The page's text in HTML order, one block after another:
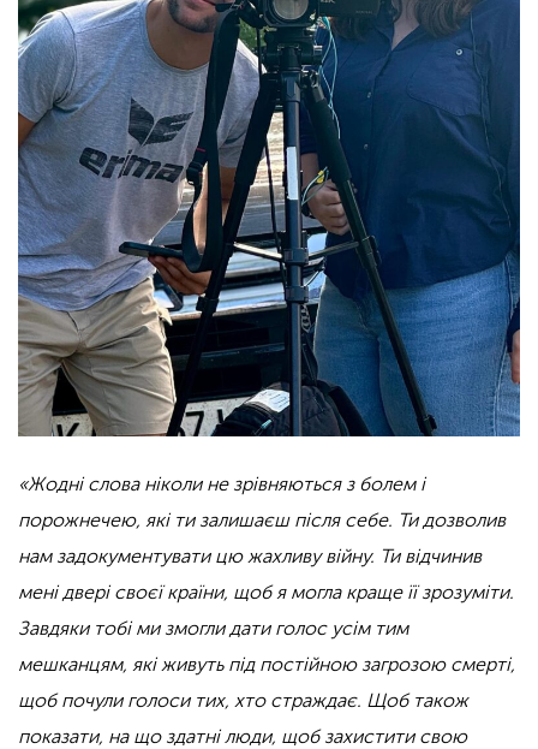
«Жодні слова ніколи не зрівняються з болем і
порожнечею, які ти залишаєш після себе. Ти дозволив
нам задокументувати цю жахливу війну. Ти відчинив
мені двері своєї країни, щоб я могла краще її зрозуміти.
Завдяки тобі ми змогли дати голос усім тим
мешканцям, які живуть під постійною загрозою смерті,
щоб почули голоси тих, хто страждає. Щоб також
показати, на що здатні люди, щоб захистити свою